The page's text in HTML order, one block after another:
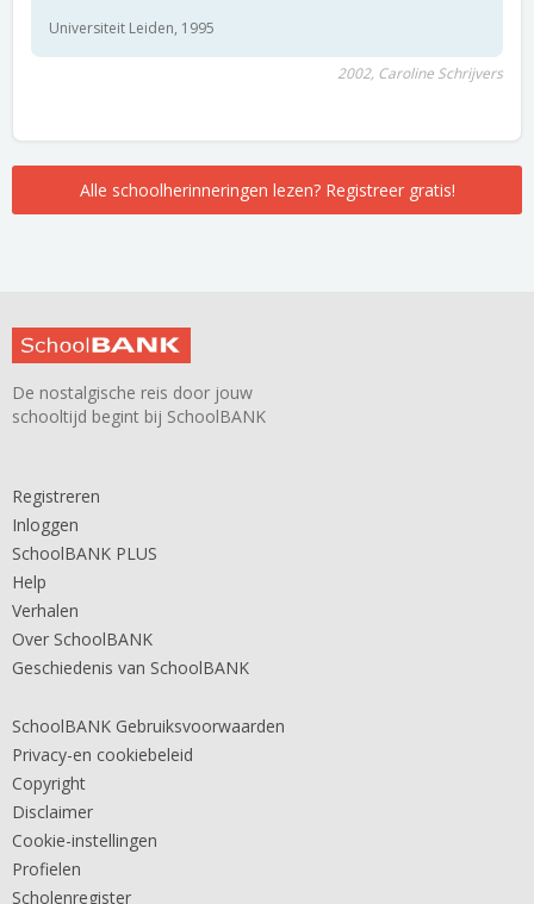
Universiteit Leiden, 1995
2002, Caroline Schrijvers
Alle schoolherinneringen lezen? Registreer gratis!
De nostalgische reis door jouw
schooltijd begint bij SchoolBANK
Registreren
Inloggen
SchoolBANK PLUS
Help
Verhalen
Over SchoolBANK
Geschiedenis van SchoolBANK
SchoolBANK Gebruiksvoorwaarden
Privacy-en cookiebeleid
Copyright
Disclaimer
Cookie-instellingen
Profielen
Scholenregister